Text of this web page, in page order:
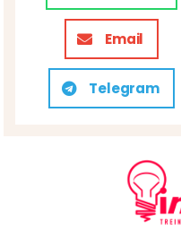
Email
Telegram